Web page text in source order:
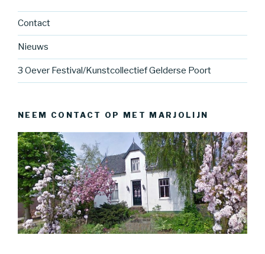
Contact
Nieuws
3 Oever Festival/Kunstcollectief Gelderse Poort
NEEM CONTACT OP MET MARJOLIJN